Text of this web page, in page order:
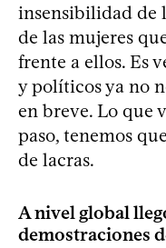
insensibilidad de
de las mujeres
frente a ellos. Es
y políticos ya no
en breve. Lo que
paso, tenemos
de lacras.
A nivel global
demostraciones